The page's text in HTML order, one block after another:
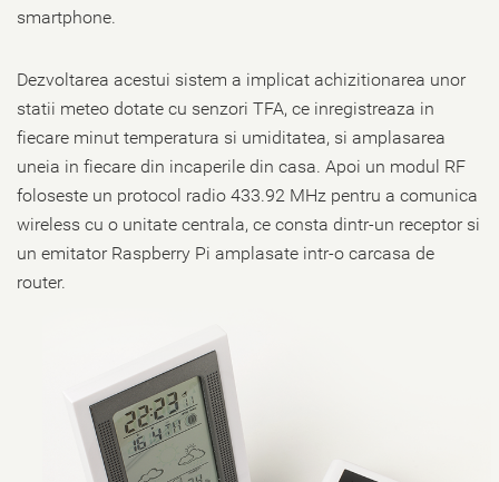
smartphone.
Dezvoltarea acestui sistem a implicat achizitionarea unor
statii meteo dotate cu senzori TFA, ce inregistreaza in
fiecare minut temperatura si umiditatea, si amplasarea
uneia in fiecare din incaperile din casa. Apoi un modul RF
foloseste un protocol radio 433.92 MHz pentru a comunica
wireless cu o unitate centrala, ce consta dintr-un receptor si
un emitator Raspberry Pi amplasate intr-o carcasa de
router.